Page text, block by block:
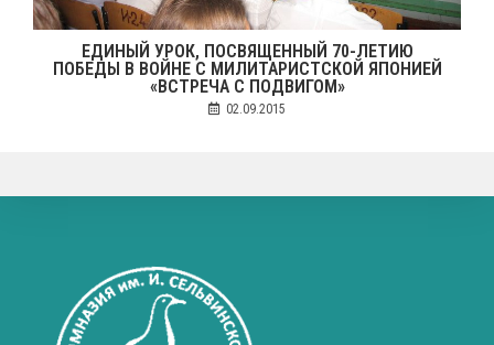
ЕДИНЫЙ УРОК, ПОСВЯЩЕННЫЙ 70-ЛЕТИЮ
ПОБЕДЫ В ВОЙНЕ С МИЛИТАРИСТСКОЙ ЯПОНИЕЙ
«ВСТРЕЧА С ПОДВИГОМ»
02.09.2015